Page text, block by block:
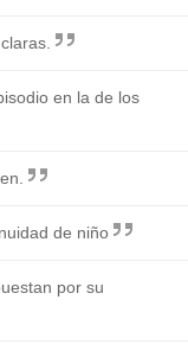
en la de los
de niño
por su